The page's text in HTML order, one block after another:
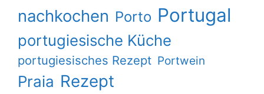
nachkochen Porto Portugal
portugiesische Küche
portugiesisches Rezept Portwein
Praia Rezept